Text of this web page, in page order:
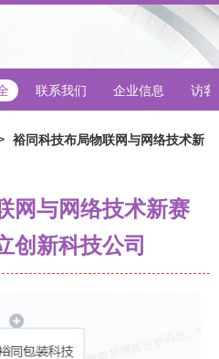
联系我们 企业信息 访客
裕同科技布局物联网与网络技术新
网与网络技术新赛
创新科技公司